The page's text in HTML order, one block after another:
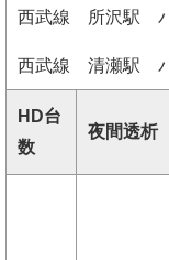
西武線 所沢駅
西武線 清瀬駅
HD台
数
夜間透析